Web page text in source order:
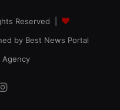
Reserved |
by Best News Portal
Agency
Instagram